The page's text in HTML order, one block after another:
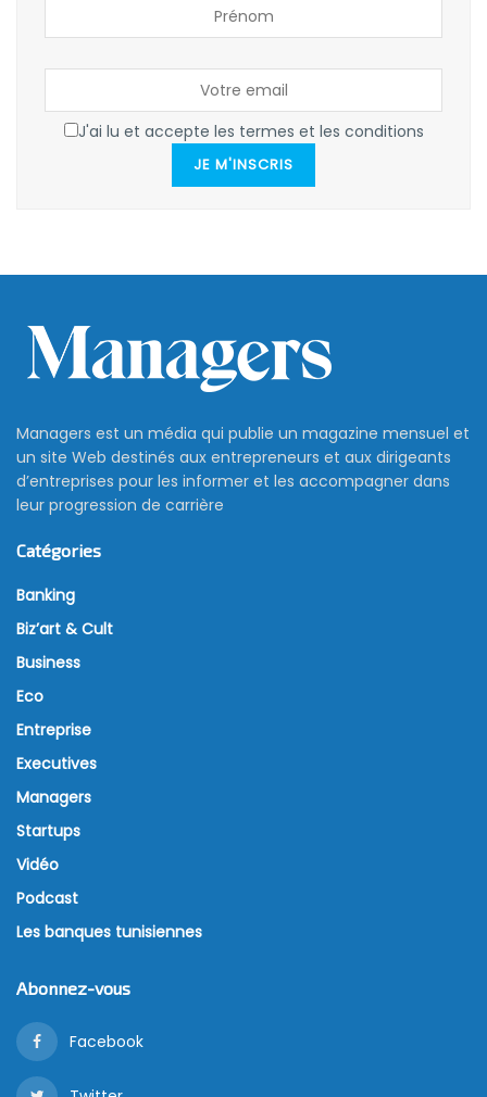
J'ai lu et accepte les termes et les conditions
JE M'INSCRIS
Managers est un média qui publie un magazine mensuel et
un site Web destinés aux entrepreneurs et aux dirigeants
d’entreprises pour les informer et les accompagner dans
leur progression de carrière
Catégories
Banking
Biz’art & Cult
Business
Eco
Entreprise
Executives
Managers
Startups
Vidéo
Podcast
Les banques tunisiennes
Abonnez-vous
Facebook